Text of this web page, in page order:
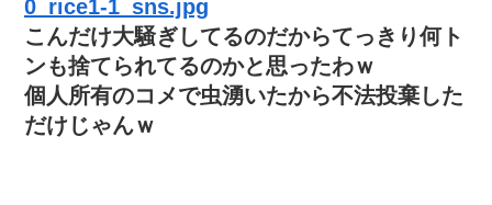
0_rice1-1_sns.jpg
こんだけ大騒ぎしてるのだからてっきり何ト
ンも捨てられてるのかと思ったわｗ
個人所有のコメで虫湧いたから不法投棄した
だけじゃんｗ